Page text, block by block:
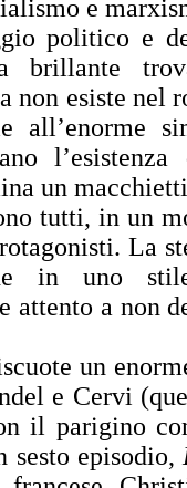
e
politico e
brillante
non esiste nel
all’enorme
un
tutti, in un
La
in uno
attento a non
un
e Cervi
il parigino
episodio,